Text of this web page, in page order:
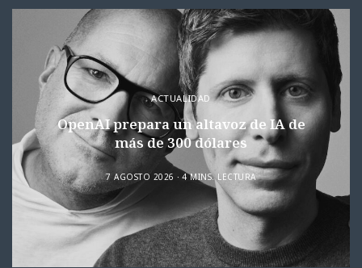
ACTUALIDAD
OpenAI prepara un altavoz de IA de
más de 300 dólares
7 AGOSTO 2026 4 MINS. LECTURA